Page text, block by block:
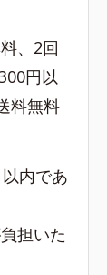
、2回
円以
料無料
内であ
担いた